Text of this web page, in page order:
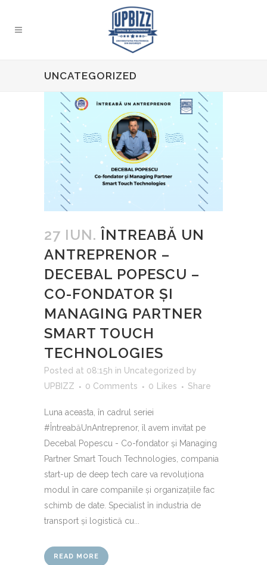
UNCATEGORIZED
27 IUN. ÎNTREABĂ UN
ANTREPRENOR –
DECEBAL POPESCU –
CO-FONDATOR ȘI
MANAGING PARTNER
SMART TOUCH
TECHNOLOGIES
Posted at 08:15h in Uncategorized by
UPBIZZ
0 Comments 0 Likes Share
Luna aceasta, în cadrul seriei
#ÎntreabăUnAntreprenor, îl avem invitat pe
Decebal Popescu - Co-fondator și Managing
Partner Smart Touch Technologies, compania
start-up de deep tech care va revoluționa
modul în care companiile și organizațiile fac
schimb de date. Specialist în industria de
transport și logistică cu...
READ MORE